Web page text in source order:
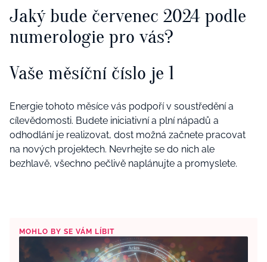
Jaký bude červenec 2024 podle
numerologie pro vás?
Vaše měsíční číslo je 1
Energie tohoto měsíce vás podpoří v soustředění a
cílevědomosti. Budete iniciativní a plní nápadů a
odhodlání je realizovat, dost možná začnete pracovat
na nových projektech. Nevrhejte se do nich ale
bezhlavě, všechno pečlivě naplánujte a promyslete.
MOHLO BY SE VÁM LÍBIT